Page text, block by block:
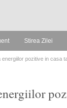
Stirea Zilei
pozitive in casa